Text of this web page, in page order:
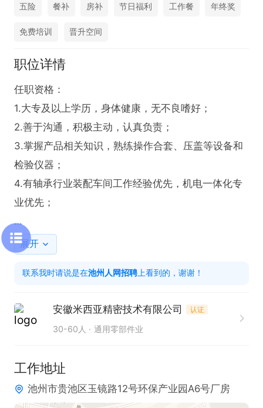
五险 餐补 房补 节日福利 工作餐 年终奖
免费培训 晋升空间
职位详情
任职资格：
1.大专及以上学历，身体健康，无不良嗜好；
2.善于沟通，积极主动，认真负责；
3.掌握产品相关知识，熟练操作合套、压盖等设备和
检验仪器；
4.有轴承行业装配车间工作经验优先，机电一体化专
业优先；
岗位职责：
1.按照设备操作规程操作机床；
2.根据作业指示书加工产品，完成生产任务；
4.协助装配前的套圈、钢球、保持架、防尘盖等的检
6.发现检验结果异常及时报告上司处理；
7.完成其他配合性工作。
展开
联系我时请说是在池州人网招聘 上看到的，谢谢！
安徽米西亚精密技术有限公司 认证
30-60人 通用零部件业
工作地址
池州市贵池区玉镜路12号环保产业园A6号厂房